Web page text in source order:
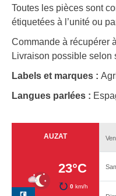
Toutes les pièces sont
étiquetées à l’unité ou
Commande à récupérer
Livraison possible selon
Labels et marques :
Langues parlées :